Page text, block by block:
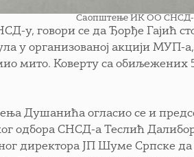
Саопштење ИК ОО СНСД-a
у, говори се да Ђорђе Гајић
у организованој акцији
мито. Коверту са обиљежених
Душанића огласио се и
одбора СНСД-а Теслић
директора ЈП Шуме Српске